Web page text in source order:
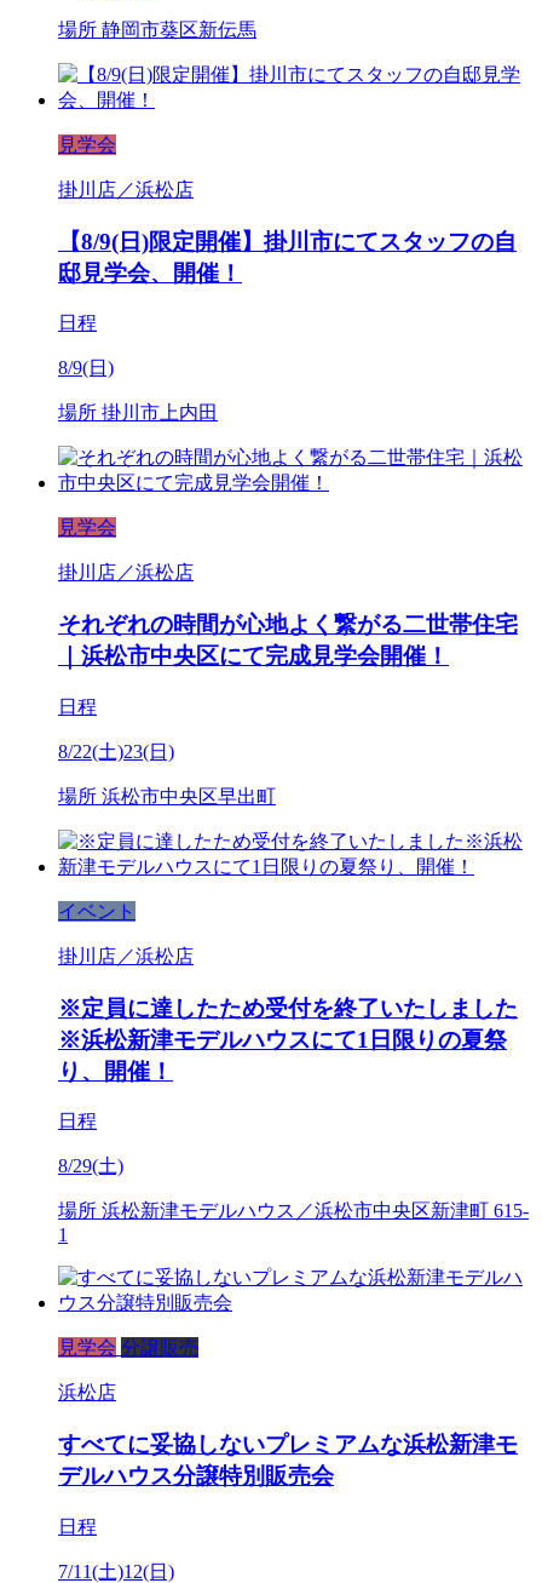
場所 静岡市葵区新伝馬
見学会
掛川店／浜松店
【8/9(日)限定開催】掛川市にてスタッフの自
邸見学会、開催！
日程
8/9(日)
場所 掛川市上内田
見学会
掛川店／浜松店
それぞれの時間が心地よく繋がる二世帯住宅
｜浜松市中央区にて完成見学会開催！
日程
8/22(土)23(日)
場所 浜松市中央区早出町
イベント
掛川店／浜松店
※定員に達したため受付を終了いたしました
※浜松新津モデルハウスにて1日限りの夏祭
り、開催！
日程
8/29(土)
場所 浜松新津モデルハウス／浜松市中央区新津町 615-
1
見学会 分譲販売
浜松店
すべてに妥協しないプレミアムな浜松新津モ
デルハウス分譲特別販売会
日程
7/11(土)12(日)